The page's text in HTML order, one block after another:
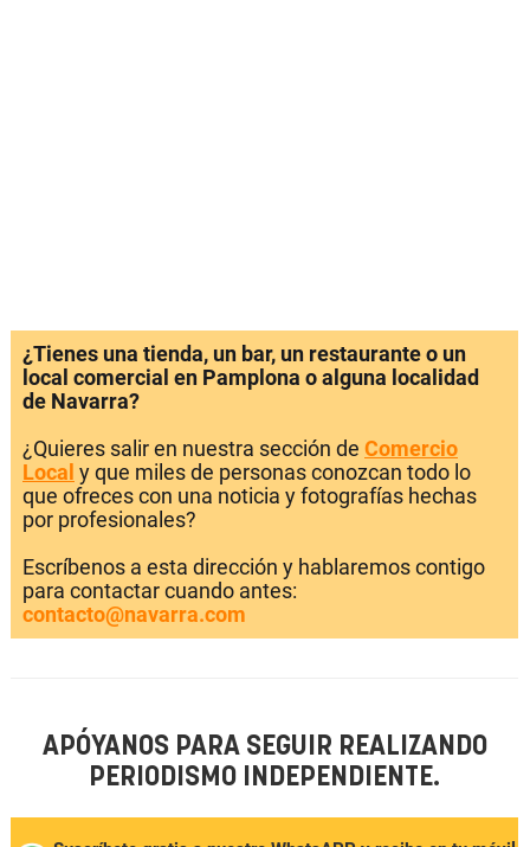
¿Tienes una tienda, un bar, un restaurante o un
local comercial en Pamplona o alguna localidad
de Navarra?
¿Quieres salir en nuestra sección de Comercio
Local y que miles de personas conozcan todo lo
que ofreces con una noticia y fotografías hechas
por profesionales?
Escríbenos a esta dirección y hablaremos contigo
para contactar cuando antes:
contacto@navarra.com
APÓYANOS PARA SEGUIR REALIZANDO
PERIODISMO INDEPENDIENTE.